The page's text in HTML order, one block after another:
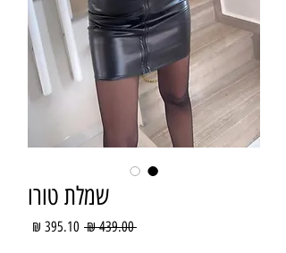
שמלת טורו
‏439.00 ‏₪
מחיר